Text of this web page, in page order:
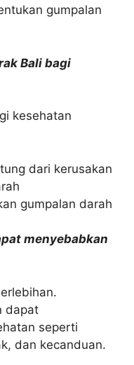
gumpalan
Bali bagi
kesehatan
dari kerusakan
gumpalan darah
menyebabkan
dapat
seperti
dan kecanduan.